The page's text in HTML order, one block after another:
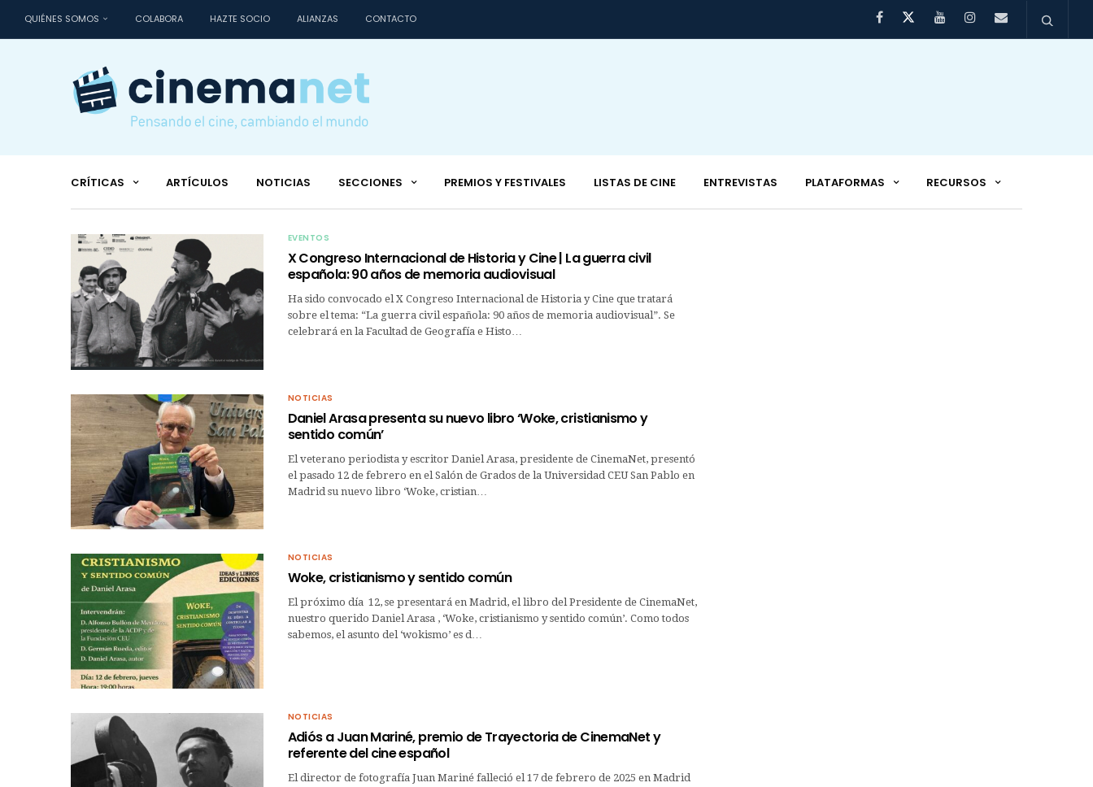
QUIÉNES SOMOS COLABORA HAZTE SOCIO ALIANZAS CONTACTO
CRÍTICAS ARTÍCULOS NOTICIAS SECCIONES PREMIOS Y FESTIVALES LISTAS DE CINE ENTREVISTAS PLATAFORMAS RECURSOS
EVENTOS
X Congreso Internacional de Historia y Cine | La guerra civil
española: 90 años de memoria audiovisual
Ha sido convocado el X Congreso Internacional de Historia y Cine que tratará
sobre el tema: “La guerra civil española: 90 años de memoria audiovisual”. Se
celebrará en la Facultad de Geografía e Histo…
NOTICIAS
Daniel Arasa presenta su nuevo libro ‘Woke, cristianismo y
sentido común’
El veterano periodista y escritor Daniel Arasa, presidente de CinemaNet, presentó
el pasado 12 de febrero en el Salón de Grados de la Universidad CEU San Pablo en
Madrid su nuevo libro ‘Woke, cristian…
NOTICIAS
Woke, cristianismo y sentido común
El próximo día 12, se presentará en Madrid, el libro del Presidente de CinemaNet,
nuestro querido Daniel Arasa , ‘Woke, cristianismo y sentido común’. Como todos
sabemos, el asunto del ‘wokismo’ es d…
NOTICIAS
Adiós a Juan Mariné, premio de Trayectoria de CinemaNet y
referente del cine español
El director de fotografía Juan Mariné falleció el 17 de febrero de 2025 en Madrid